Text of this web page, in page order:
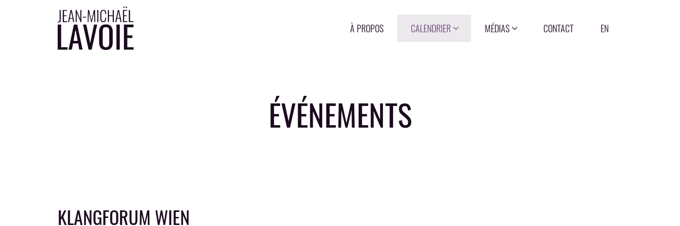
À PROPOS CALENDRIER MÉDIAS CONTACT EN
ÉVÉNEMENTS
KLANGFORUM WIEN